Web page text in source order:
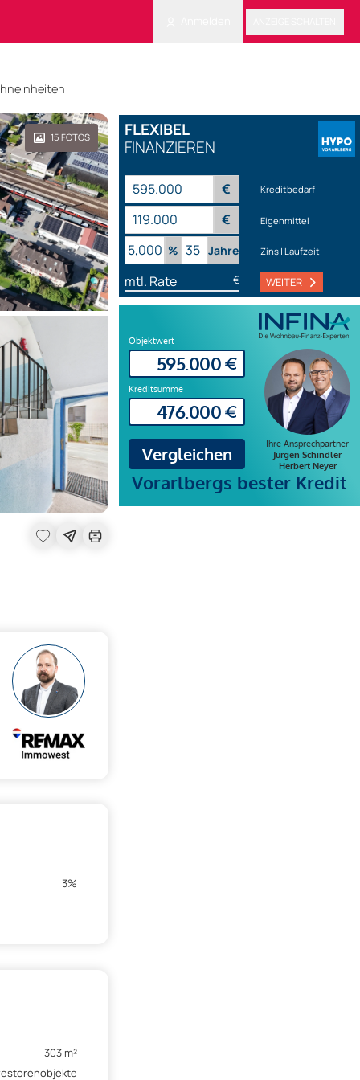
FLEXIBEL
FINANZIEREN
€ Kreditbedarf
€ Eigenmittel
% Jahre Zins | Laufzeit
mtl. Rate € WEITER
15FOTOS
3%
303 m²